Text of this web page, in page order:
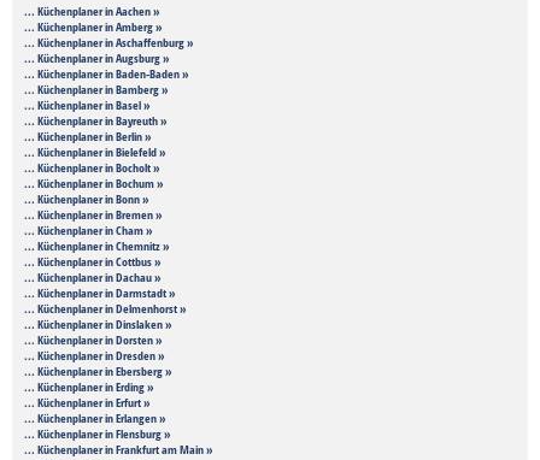
... Küchenplaner in Aachen »
... Küchenplaner in Amberg »
... Küchenplaner in Aschaffenburg »
... Küchenplaner in Augsburg »
... Küchenplaner in Baden-Baden »
... Küchenplaner in Bamberg »
... Küchenplaner in Basel »
... Küchenplaner in Bayreuth »
... Küchenplaner in Berlin »
... Küchenplaner in Bielefeld »
... Küchenplaner in Bocholt »
... Küchenplaner in Bochum »
... Küchenplaner in Bonn »
... Küchenplaner in Bremen »
... Küchenplaner in Cham »
... Küchenplaner in Chemnitz »
... Küchenplaner in Cottbus »
... Küchenplaner in Dachau »
... Küchenplaner in Darmstadt »
... Küchenplaner in Delmenhorst »
... Küchenplaner in Dinslaken »
... Küchenplaner in Dorsten »
... Küchenplaner in Dresden »
... Küchenplaner in Ebersberg »
... Küchenplaner in Erding »
... Küchenplaner in Erfurt »
... Küchenplaner in Erlangen »
... Küchenplaner in Flensburg »
... Küchenplaner in Frankfurt am Main »